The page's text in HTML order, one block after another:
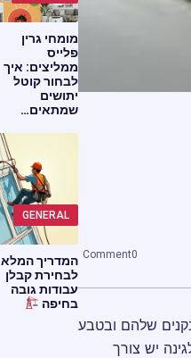
0
Comment
שלהם ובטבע
יש צורך
מומחי גרין
פלייס
ממליצים: איך
לבחור קוטל
יתושים
שמתאים…
GENERAL
המדריך המלא
לבחירת קבלן
עבודות גובה
בחיפה